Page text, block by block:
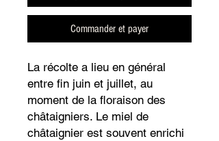
Commander et payer
La récolte a lieu en général
entre fin juin et juillet, au
moment de la floraison des
châtaigniers. Le miel de
châtaignier est souvent enrichi